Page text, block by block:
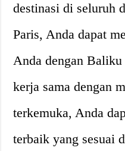
destinasi di seluruh
Paris, Anda dapat
Anda dengan
kerja sama dengan
terkemuka, Anda
terbaik yang sesuai